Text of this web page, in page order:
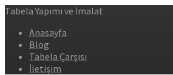
Tabela Yapımı ve İmalat
Anasayfa
Blog
Tabela Çarşısı
İletişim